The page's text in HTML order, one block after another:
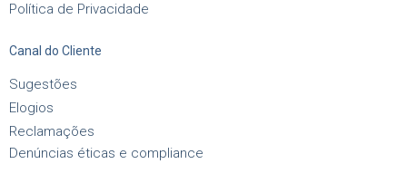
Política de Privacidade
Canal do Cliente
Sugestões
Elogios
Reclamações
Denúncias éticas e compliance